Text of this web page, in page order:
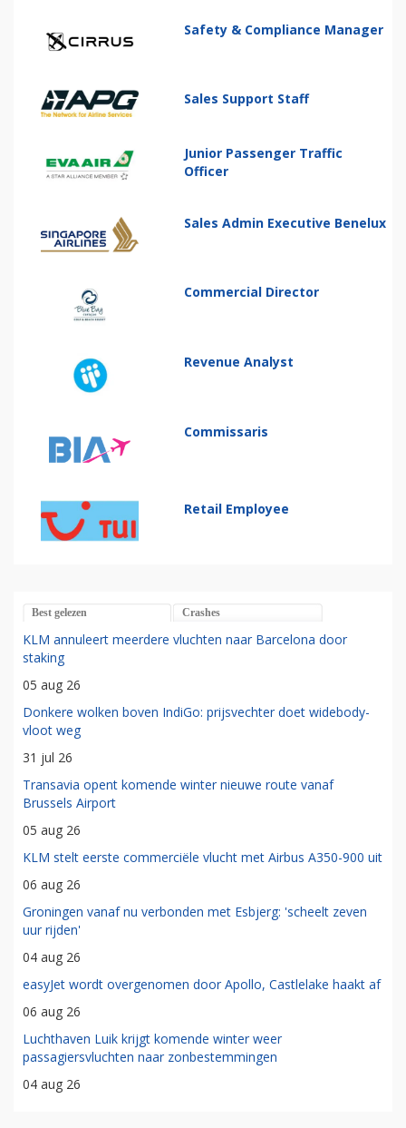
Safety & Compliance Manager
Sales Support Staff
Junior Passenger Traffic
Officer
Sales Admin Executive Benelux
Commercial Director
Revenue Analyst
Commissaris
Retail Employee
Best gelezen Crashes
KLM annuleert meerdere vluchten naar Barcelona door
staking
05 aug 26
Donkere wolken boven IndiGo: prijsvechter doet widebody-
vloot weg
31 jul 26
Transavia opent komende winter nieuwe route vanaf
Brussels Airport
05 aug 26
KLM stelt eerste commerciële vlucht met Airbus A350-900 uit
06 aug 26
Groningen vanaf nu verbonden met Esbjerg: 'scheelt zeven
uur rijden'
04 aug 26
easyJet wordt overgenomen door Apollo, Castlelake haakt af
06 aug 26
Luchthaven Luik krijgt komende winter weer
passagiersvluchten naar zonbestemmingen
04 aug 26